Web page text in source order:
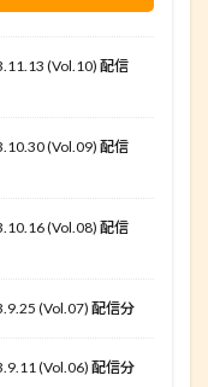
(Vol.10) 配信
(Vol.09) 配信
(Vol.08) 配信
(Vol.07) 配信分
(Vol.06) 配信分